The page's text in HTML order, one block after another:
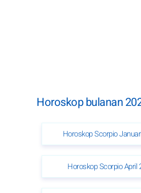
Horoskop bulanan
Horoskop Scorpio
Horoskop Scorpio April